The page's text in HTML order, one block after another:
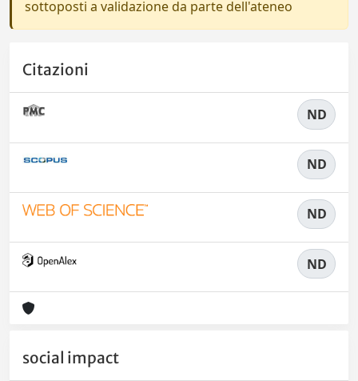
sottoposti a validazione da parte dell'ateneo
Citazioni
ND
ND
ND
ND
social impact